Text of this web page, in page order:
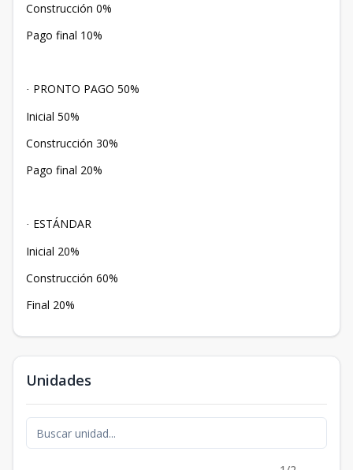
Construcción 0%
Pago final 10%
· PRONTO PAGO 50%
Inicial 50%
Construcción 30%
Pago final 20%
· ESTÁNDAR
Inicial 20%
Construcción 60%
Final 20%
Unidades